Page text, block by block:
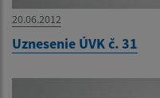
20.06.2012
Uznesenie ÚVK č. 31